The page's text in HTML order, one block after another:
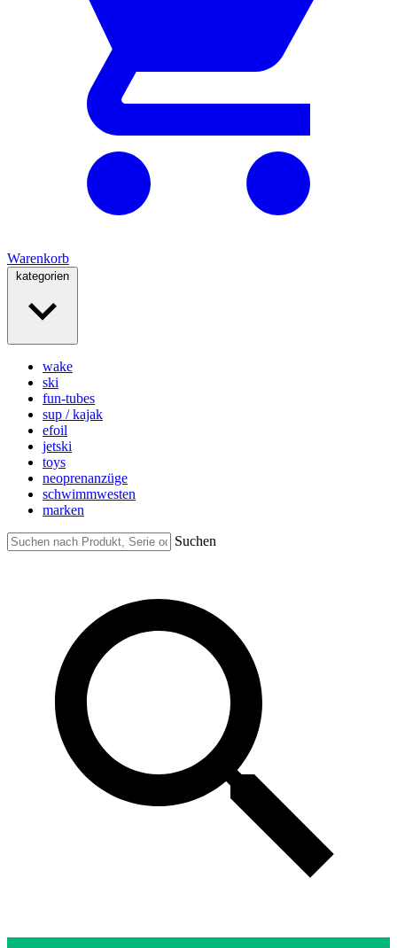
Warenkorb
kategorien
wake
ski
fun-tubes
sup / kajak
efoil
jetski
toys
neoprenanzüge
schwimmwesten
marken
Suchen